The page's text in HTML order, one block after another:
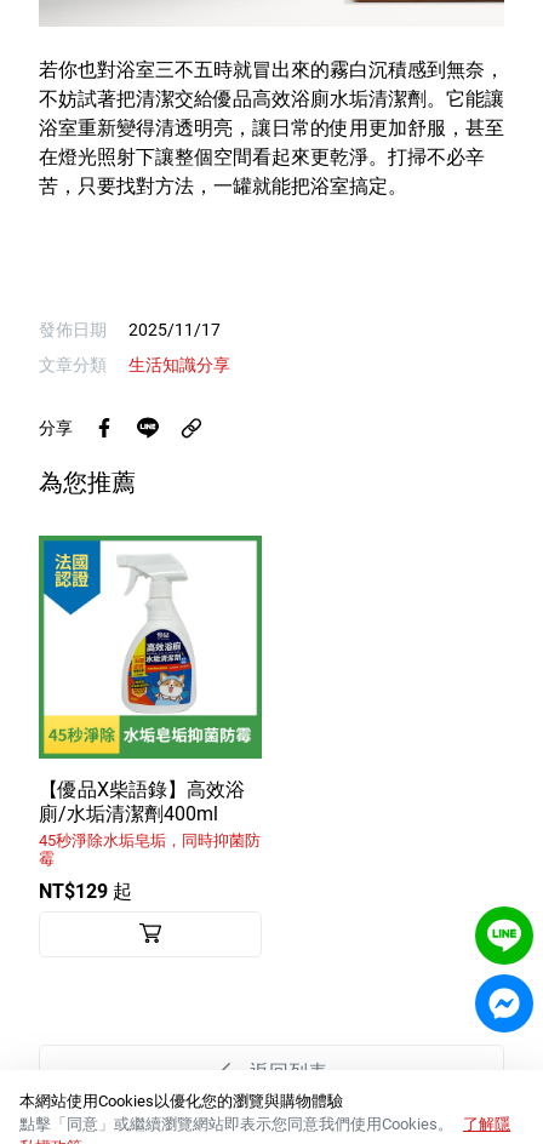
若你也對浴室三不五時就冒出來的霧白沉積感到無奈，
不妨試著把清潔交給優品高效浴廁水垢清潔劑。它能讓
浴室重新變得清透明亮，讓日常的使用更加舒服，甚至
在燈光照射下讓整個空間看起來更乾淨。打掃不必辛
苦，只要找對方法，一罐就能把浴室搞定。
發佈日期
2025/11/17
文章分類
生活知識分享
分享
為您推薦
【優品X柴語錄】高效浴
廁/水垢清潔劑400ml
45秒淨除水垢皂垢，同時抑菌防
霉
NT$129 起
返回列表
本網站使用Cookies以優化您的瀏覽與購物體驗
點擊「同意」或繼續瀏覽網站即表示您同意我們使用Cookies。
了解隱